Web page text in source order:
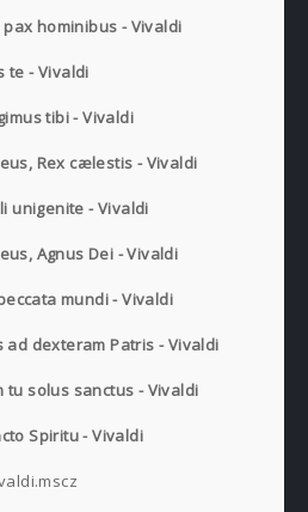
hominibus - Vivaldi
te - Vivaldi
tibi - Vivaldi
Rex cælestis - Vivaldi
unigenite - Vivaldi
Agnus Dei - Vivaldi
mundi - Vivaldi
ad dexteram Patris - Vivaldi
tu solus sanctus - Vivaldi
Spiritu - Vivaldi